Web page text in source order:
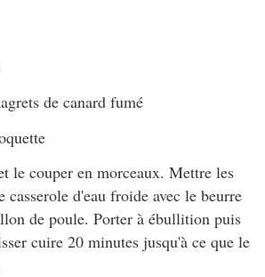
de canard fumé
le couper en morceaux. Mettre les
casserole d'eau froide avec le beurre
de poule. Porter à ébullition puis
cuire 20 minutes jusqu'à ce que le